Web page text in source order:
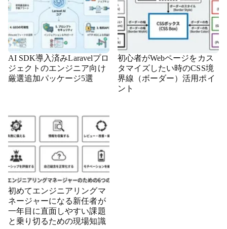
AI SDK導入済みLaravelプロ
ジェクトのエンジニア向け
厳選追加パッケージ5選
初心者がWebページをカス
タマイズしたい時のCSS境
界線（ボーダー）活用ポイ
ント
初めてエンジニアリングマ
ネージャーになる新任者が
一年目に直面しやすい課題
と乗り切るための現場知識